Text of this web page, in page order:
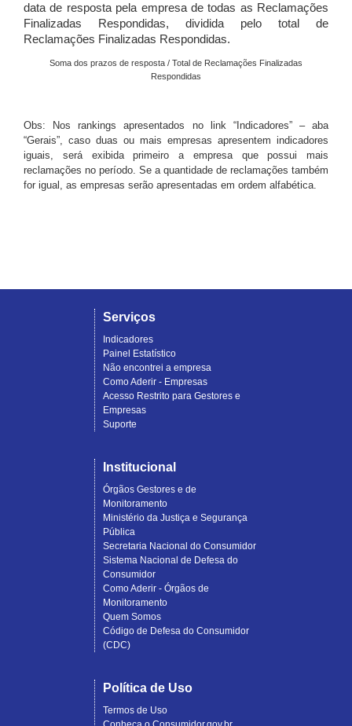
data de resposta pela empresa de todas as Reclamações
Finalizadas Respondidas, dividida pelo total de
Reclamações Finalizadas Respondidas.
Soma dos prazos de resposta / Total de Reclamações Finalizadas
Respondidas
Obs: Nos rankings apresentados no link “Indicadores” – aba
“Gerais”, caso duas ou mais empresas apresentem indicadores
iguais, será exibida primeiro a empresa que possui mais
reclamações no período. Se a quantidade de reclamações também
for igual, as empresas serão apresentadas em ordem alfabética.
Serviços
Indicadores
Painel Estatístico
Não encontrei a empresa
Como Aderir - Empresas
Acesso Restrito para Gestores e
Empresas
Suporte
Institucional
Órgãos Gestores e de
Monitoramento
Ministério da Justiça e Segurança
Pública
Secretaria Nacional do Consumidor
Sistema Nacional de Defesa do
Consumidor
Como Aderir - Órgãos de
Monitoramento
Quem Somos
Código de Defesa do Consumidor
(CDC)
Política de Uso
Termos de Uso